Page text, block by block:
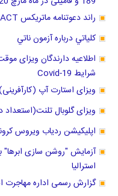
راند دعوتنامه ماتریکس ACT درتاریخ ٣ آوریل 2020 برگزار گرديد
كلياتي درباره آزمون ناتي
اطلاعیه دارندگان ویزای
شرایط Covid-19
ویزای استارت آپ
ویزای گلوبال تلنت(استعداد
اپلیکیشن ردیاب ویروس
آزمایش "روشن سازی
استرالیا
گزارش رسمی اداره مهاجرت